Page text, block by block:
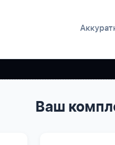
Ваш